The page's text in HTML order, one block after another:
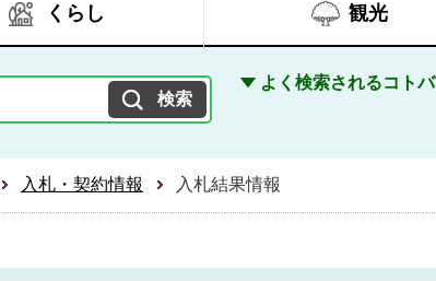
くらし 観光
よく検索されるコトバ
入札・契約情報 入札結果情報